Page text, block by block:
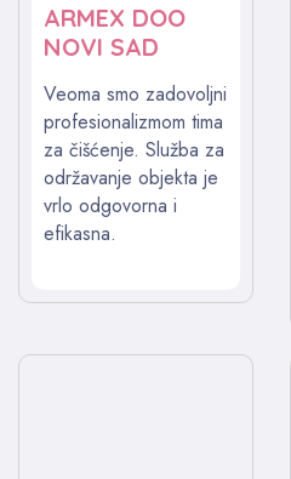
ARMEX DOO
NOVI SAD
Veoma smo zadovoljni
profesionalizmom tima
za čišćenje. Služba za
održavanje objekta je
vrlo odgovorna i
efikasna.